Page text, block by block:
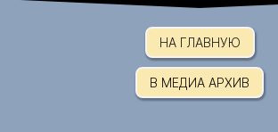
НА ГЛАВНУЮ
В МЕДИА АРХИВ